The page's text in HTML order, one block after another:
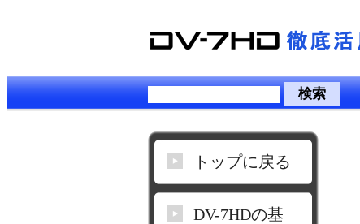
トップに戻る
DV-7HDの基